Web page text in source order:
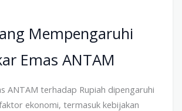
Mempengaruhi
Emas ANTAM
ANTAM terhadap Rupiah dipengaruhi
ekonomi, termasuk kebijakan